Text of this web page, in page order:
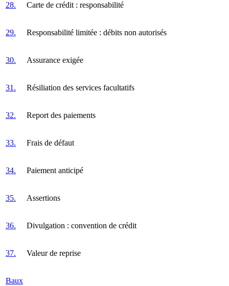
28. Carte de crédit : responsabilité
29. Responsabilité limitée : débits non autorisés
30. Assurance exigée
31. Résiliation des services facultatifs
32. Report des paiements
33. Frais de défaut
34. Paiement anticipé
35. Assertions
36. Divulgation : convention de crédit
37. Valeur de reprise
Baux